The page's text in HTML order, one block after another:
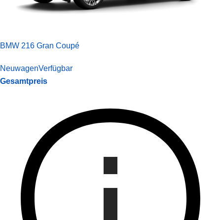
BMW 216 Gran Coupé
NeuwagenVerfügbar
Gesamtpreis